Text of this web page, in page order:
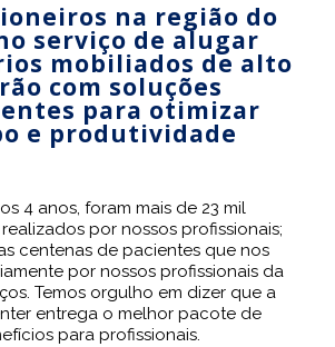
na região do
serviço de alugar
mobiliados de alto
com soluções
para otimizar
e produtividade
4 anos, foram mais de 23 mil
por nossos profissionais;
centenas de pacientes que nos
por nossos profissionais da
Temos orgulho em dizer que a
entrega o melhor pacote de
para profissionais.